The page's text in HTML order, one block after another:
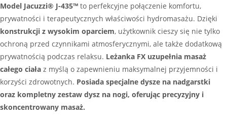
Model Jacuzzi® J-435™ to perfekcyjne połączenie komfortu,
prywatności i terapeutycznych właściwości hydromasażu. Dzięki
konstrukcji z wysokim oparciem, użytkownik cieszy się nie tylko
ochroną przed czynnikami atmosferycznymi, ale także dodatkową
prywatnością podczas relaksu. Leżanka FX uzupełnia masaż
całego ciała z myślą o zapewnieniu maksymalnej przyjemności i
korzyści zdrowotnych. Posiada specjalne dysze na nadgarstki
oraz kompletny zestaw dysz na nogi, oferując precyzyjny i
skoncentrowany masaż.